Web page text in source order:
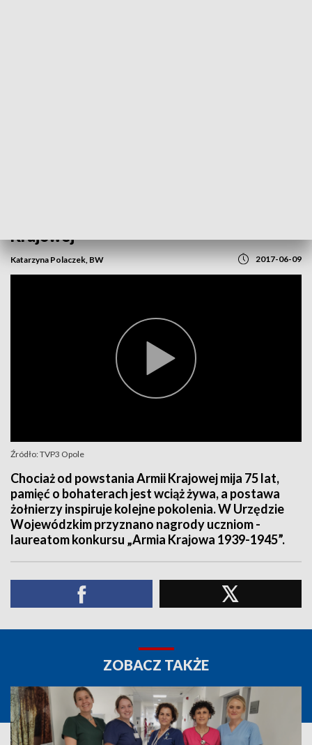
Krajowej
Katarzyna Polaczek, BW 2017-06-09
Źródło: TVP3 Opole
Chociaż od powstania Armii Krajowej mija 75 lat,
pamięć o bohaterach jest wciąż żywa, a postawa
żołnierzy inspiruje kolejne pokolenia. W Urzędzie
Wojewódzkim przyznano nagrody uczniom -
laureatom konkursu „Armia Krajowa 1939-1945”.
ZOBACZ TAKŻE